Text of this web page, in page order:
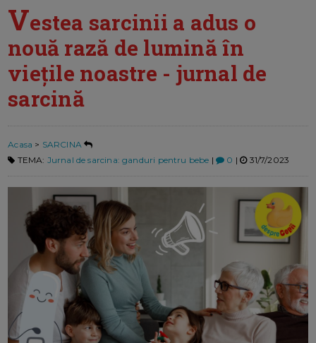
Vestea sarcinii a adus o
nouă rază de lumină în
viețile noastre - jurnal de
sarcină
Acasa > SARCINA
TEMA: Jurnal de sarcina: ganduri pentru bebe | 0 | 31/7/2023